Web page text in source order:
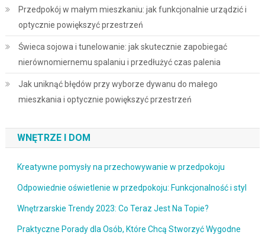
Przedpokój w małym mieszkaniu: jak funkcjonalnie urządzić i
optycznie powiększyć przestrzeń
Świeca sojowa i tunelowanie: jak skutecznie zapobiegać
nierównomiernemu spalaniu i przedłużyć czas palenia
Jak uniknąć błędów przy wyborze dywanu do małego
mieszkania i optycznie powiększyć przestrzeń
WNĘTRZE I DOM
Kreatywne pomysły na przechowywanie w przedpokoju
Odpowiednie oświetlenie w przedpokoju: Funkcjonalność i styl
Wnętrzarskie Trendy 2023: Co Teraz Jest Na Topie?
Praktyczne Porady dla Osób, Które Chcą Stworzyć Wygodne